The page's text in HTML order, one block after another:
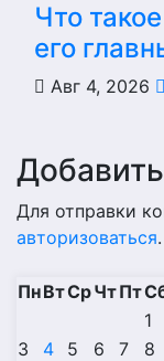
Что
его
Авг 4, 2026
Для отправки
авторизоваться.
ПнВтСрЧтПт
1
3
4 5 6 7 8